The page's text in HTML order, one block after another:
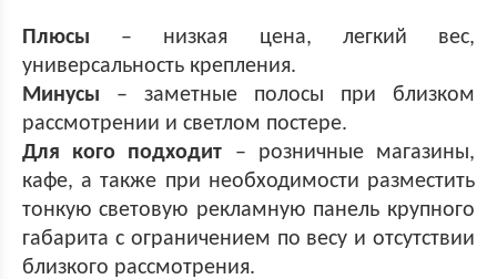
Плюсы – низкая цена, легкий вес,
универсальность крепления.
Минусы – заметные полосы при близком
рассмотрении и светлом постере.
Для кого подходит – розничные магазины,
кафе, а также при необходимости разместить
тонкую световую рекламную панель крупного
габарита с ограничением по весу и отсутствии
близкого рассмотрения.